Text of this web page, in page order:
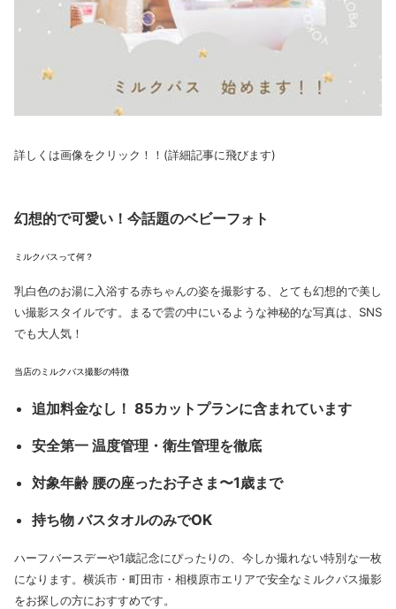
詳しくは画像をクリック！！(詳細記事に飛びます)
幻想的で可愛い！今話題のベビーフォト
ミルクバスって何？
乳白色のお湯に入浴する赤ちゃんの姿を撮影する、とても幻想的で美し
い撮影スタイルです。まるで雲の中にいるような神秘的な写真は、SNS
でも大人気！
当店のミルクバス撮影の特徴
追加料金なし！ 85カットプランに含まれています
安全第一 温度管理・衛生管理を徹底
対象年齢 腰の座ったお子さま〜1歳まで
持ち物バスタオルのみでOK
ハーフバースデーや1歳記念にぴったりの、今しか撮れない特別な一枚
になります。横浜市・町田市・相模原市エリアで安全なミルクバス撮影
をお探しの方におすすめです。